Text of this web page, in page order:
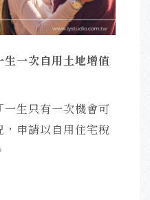
一次自用土地增值
生只有一次機會可
申請以自用住宅稅